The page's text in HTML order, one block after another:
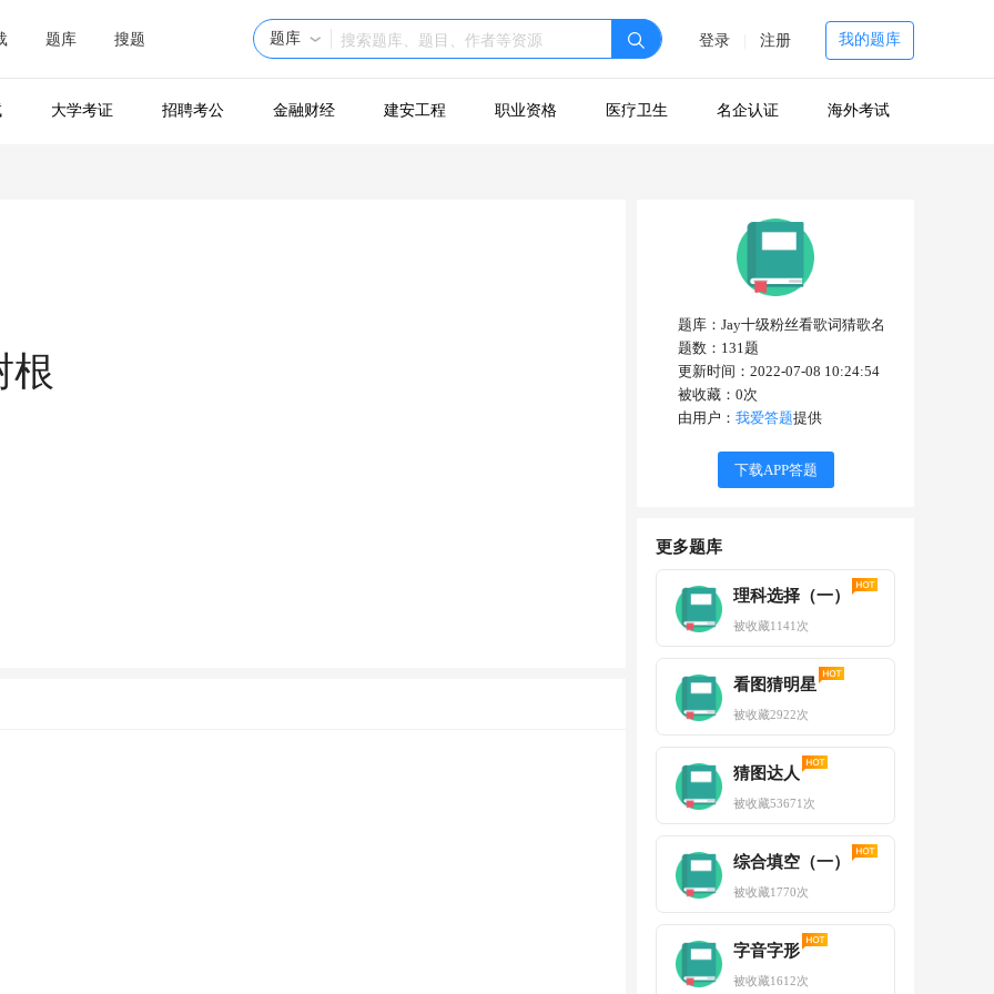
题库 搜题 题库 登录 注册 我的题库
大学考证 招聘考公 金融财经 建安工程 职业资格 医疗卫生 名企认证 海外考试
根
题库： Jay十级粉丝看歌词猜歌名
题数： 131题
更新时间： 2022-07-08 10:24:54
被收藏： 0次
由用户： 我爱答题提供
下载APP答题
更多题库
理科选择（一）
被收藏1141 次
看图猜明星
被收藏2922次
猜图达人
被收藏53671 次
综合填空（一）
被收藏1770次
字音字形
被收藏1612次